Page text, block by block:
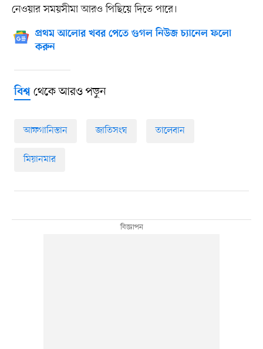
নেওয়ার সময়সীমা আরও পিছিয়ে দিতে পারে।
প্রথম আলোর খবর পেতে গুগল নিউজ চ্যানেল ফলো
করুন
বিশ্বথেকে আরও পড়ুন
আফগানিস্তান জাতিসংঘ তালেবান
মিয়ানমার